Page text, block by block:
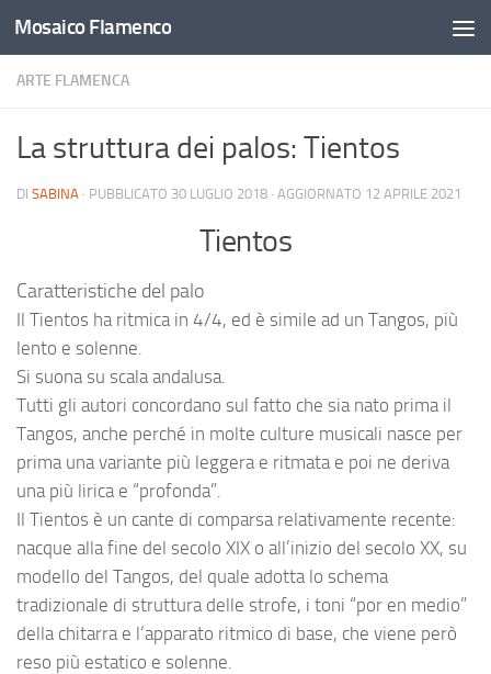
Salta al contenuto
Mosaico Flamenco
ARTE FLAMENCA
La struttura dei palos: Tientos
DI SABINA · PUBBLICATO 30 LUGLIO 2018 · AGGIORNATO 12 APRILE 2021
Tientos
Caratteristiche del palo
Il Tientos ha ritmica in 4/4, ed è simile ad un Tangos, più
lento e solenne.
Si suona su scala andalusa.
Tutti gli autori concordano sul fatto che sia nato prima il
Tangos, anche perché in molte culture musicali nasce per
prima una variante più leggera e ritmata e poi ne deriva
una più lirica e “profonda”.
Il Tientos è un cante di comparsa relativamente recente:
nacque alla fine del secolo XIX o all’inizio del secolo XX, su
modello del Tangos, del quale adotta lo schema
tradizionale di struttura delle strofe, i toni “por en medio”
della chitarra e l‘apparato ritmico di base, che viene però
reso più estatico e solenne.